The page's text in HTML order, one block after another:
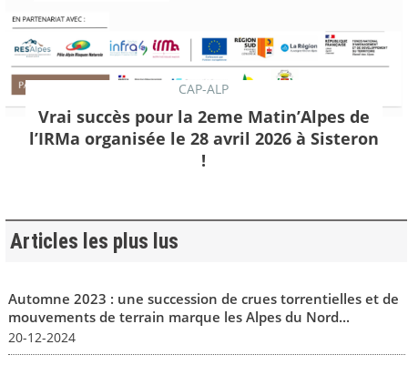
CAP-ALP
Vrai succès pour la 2eme Matin’Alpes de
l’IRMa organisée le 28 avril 2026 à Sisteron
!
Articles les plus lus
Automne 2023 : une succession de crues torrentielles et de
mouvements de terrain marque les Alpes du Nord...
20-12-2024